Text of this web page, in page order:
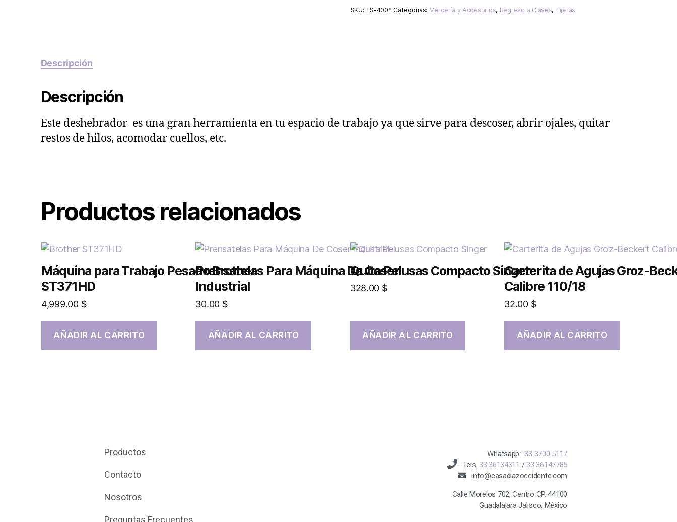
SKU: TS-400* Categorías: Mercería y Accesorios, Regreso a Clases, Tijeras
Descripción
Descripción
Este deshebrador es una gran herramienta en tu espacio de trabajo ya que sirve para descoser, abrir ojales, quitar
restos de hilos, acomodar cuellos, etc.
Productos relacionados
Máquina para Trabajo Pesado Brother
ST371HD
4,999.00 $
AÑADIR AL CARRITO
Prensatelas Para Máquina De Coser
Industrial
30.00 $
AÑADIR AL CARRITO
Quita Pelusas Compacto Singer
328.00 $
AÑADIR AL CARRITO
Carterita de Agujas Groz-
Calibre 110/18
32.00 $
AÑADIR AL CARRITO
Productos
Contacto
Nosotros
Preguntas Frecuentes
Whatsapp: 33 3700 5117
Tels. 33 36134311 / 33 36147785
info@casadiazoccidente.com
Calle Morelos 702, Centro CP. 44100
Guadalajara Jalisco, México